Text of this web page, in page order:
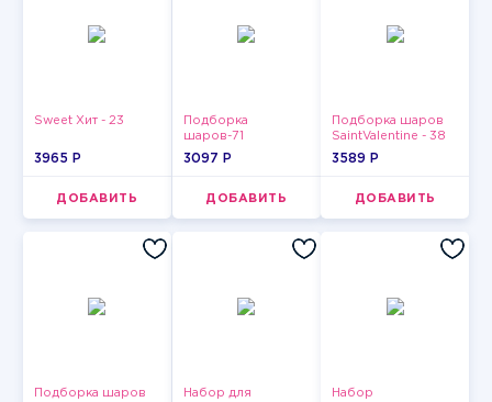
Sweet Хит - 23
3965 P
ДОБАВИТЬ
Подборка
шаров-71
3097 P
ДОБАВИТЬ
Подборка шаров
SaintValentine - 38
3589 P
ДОБАВИТЬ
Подборка шаров
Набор для
Набор